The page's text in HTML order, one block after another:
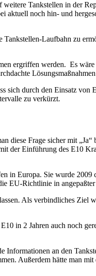
Tankstellen in der
aktuell noch hin- und
Laufbahn zu
ergriffen werden. Es
durch den Einsatz von
zu verkürzt.
Frage sicher mit
der Einführung des E10
Europa. Sie wurde 2009
EU-Richtlinie in
Als verbindliches Ziel
in 2 Jahren auch noch
an den
Außerdem hätte man